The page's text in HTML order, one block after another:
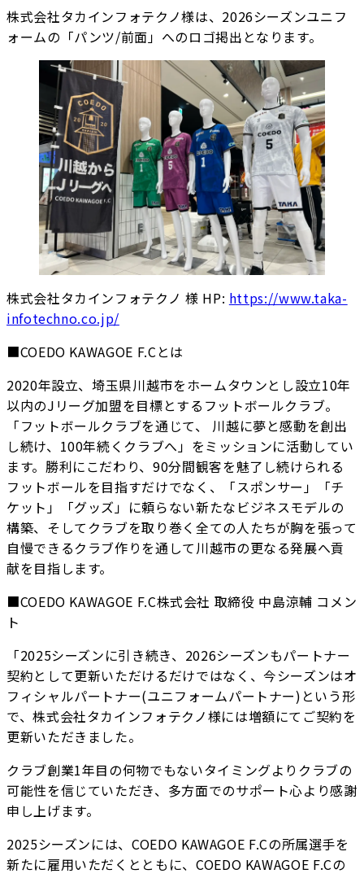
株式会社タカインフォテクノ様は、2026シーズンユニフ
ォームの「パンツ/前面」へのロゴ掲出となります。
株式会社タカインフォテクノ 様 HP: https://www.taka-
infotechno.co.jp/
■COEDO KAWAGOE F.Cとは
2020年設立、埼玉県川越市をホームタウンとし設立10年
以内のJリーグ加盟を目標とするフットボールクラブ。
「フットボールクラブを通じて、 川越に夢と感動を創出
し続け、100年続くクラブへ」をミッションに活動してい
ます。勝利にこだわり、90分間観客を魅了し続けられる
フットボールを目指すだけでなく、「スポンサー」「チ
ケット」「グッズ」に頼らない新たなビジネスモデルの
構築、そしてクラブを取り巻く全ての人たちが胸を張って
自慢できるクラブ作りを通して川越市の更なる発展へ貢
献を目指します。
■COEDO KAWAGOE F.C株式会社 取締役 中島涼輔 コメン
ト
「2025シーズンに引き続き、2026シーズンもパートナー
契約として更新いただけるだけではなく、今シーズンはオ
フィシャルパートナー(ユニフォームパートナー)という形
で、株式会社タカインフォテクノ様には増額にてご契約を
更新いただきました。
クラブ創業1年目の何物でもないタイミングよりクラブの
可能性を信じていただき、多方面でのサポート心より感謝
申し上げます。
2025シーズンには、COEDO KAWAGOE F.Cの所属選手を
新たに雇用いただくとともに、COEDO KAWAGOE F.Cの